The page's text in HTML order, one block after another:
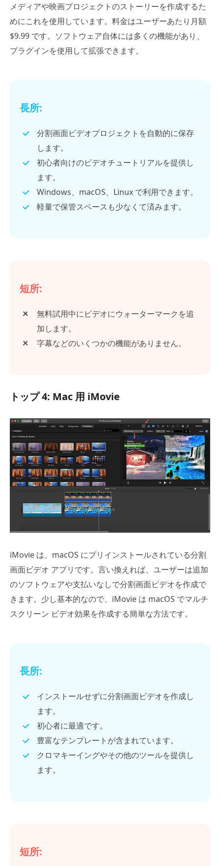
メディアや映画プロジェクトのストーリーを作成するた
めにこれを使用しています。料金はユーザーあたり月額
$9.99 です。ソフトウェア自体には多くの機能があり、
プラグインを使用して拡張できます。
長所:
分割画面ビデオプロジェクトを自動的に保存
します。
初心者向けのビデオチュートリアルを提供し
ます。
Windows、macOS、Linux で利用できます。
軽量で保管スペースも少なくて済みます。
短所:
無料試用中にビデオにウォーターマークを追
加します。
字幕などのいくつかの機能がありません。
トップ 4: Mac 用 iMovie
iMovie は、macOS にプリインストールされている分割
画面ビデオ アプリです。言い換えれば、ユーザーは追加
のソフトウェアや支払いなしで分割画面ビデオを作成で
きます。少し基本的なので、iMovie は macOS でマルチ
スクリーン ビデオ効果を作成する簡単な方法です。
長所:
インストールせずに分割画面ビデオを作成し
ます。
初心者に最適です。
豊富なテンプレートが含まれています。
クロマキーイングやその他のツールを提供し
ます。
短所: